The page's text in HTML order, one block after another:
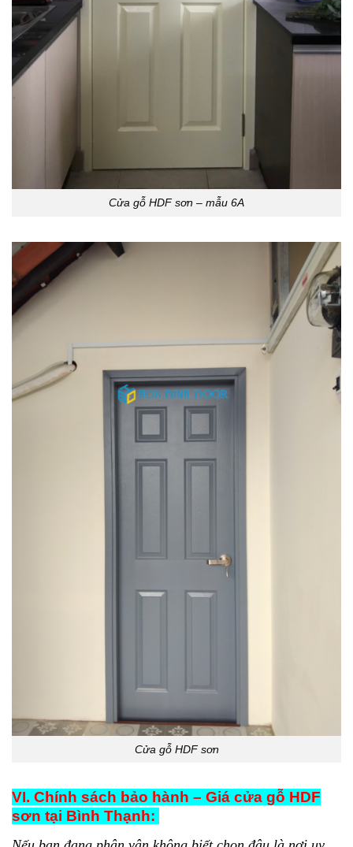
Cửa gỗ HDF sơn – mẫu 6A
Cửa gỗ HDF sơn
VI. Chính sách bảo hành – Giá cửa gỗ HDF
sơn tại Bình Thạnh: